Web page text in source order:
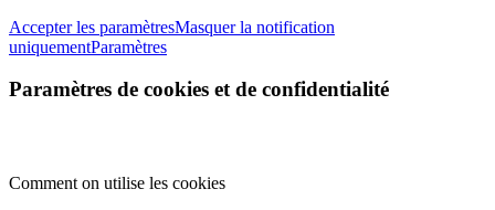
Accepter les paramètresMasquer la notification
uniquementParamètres
Paramètres de cookies et de confidentialité
Comment on utilise les cookies